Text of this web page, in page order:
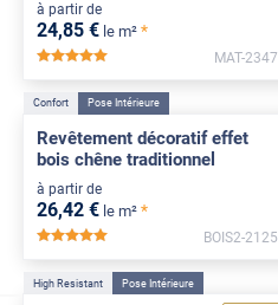
à partir de
24,85 € le m² *
*****
MAT-2347
Confort Pose Intérieure
Revêtement décoratif effet
bois chêne traditionnel
à partir de
26,42 € le m² *
BOIS2-2125
High Resistant Pose Intérieure